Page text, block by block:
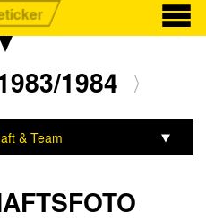
1984
& Team